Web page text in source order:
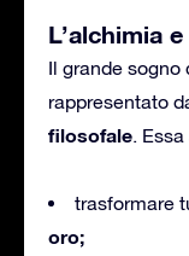
L’alchimia
Il grande
rappresentato
filosofale.
trasformare
oro;